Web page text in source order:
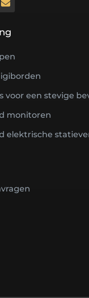
voor een stevige
monitoren
elektrische